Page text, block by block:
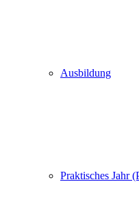
Ausbildung
Praktisches Jahr